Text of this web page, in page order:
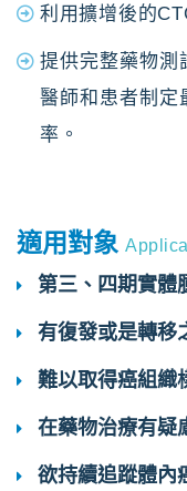
利用擴增後的
提供完整藥物測
醫師和患者制定
率。
適用對象
第三、四期實體
有復發或是轉移
難以取得癌組織
在藥物治療有疑
欲持續追蹤體內